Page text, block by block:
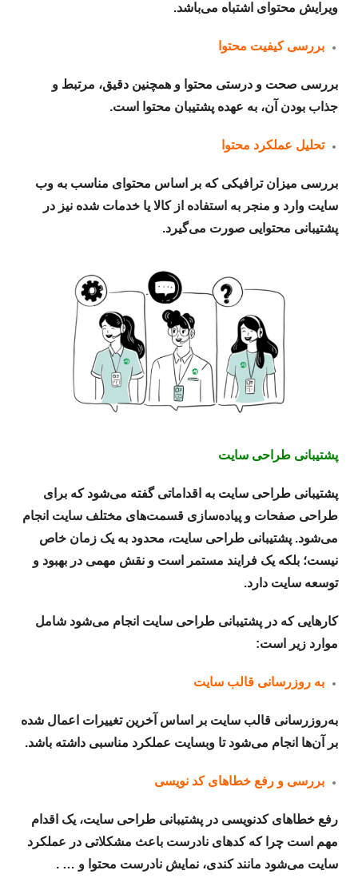
ویرایش محتوای اشتباه می‌باشد.
بررسی کیفیت محتوا
بررسی صحت و درستی محتوا و همچنین دقیق، مرتبط و
جذاب بودن آن، به عهده پشتیبان محتوا است.
تحلیل عملکرد محتوا
بررسی میزان ترافیکی که بر اساس محتوای مناسب به وب
سایت وارد و منجر به استفاده از کالا یا خدمات شده نیز در
پشتیبانی محتوایی صورت می‌گیرد.
پشتیبانی طراحی سایت
پشتیبانی طراحی سایت به اقداماتی گفته می‌شود که برای
طراحی صفحات و پیاده‌سازی قسمت‌های مختلف سایت انجام
می‌شود. پشتیبانی طراحی سایت، محدود به یک زمان خاص
نیست؛ بلکه یک فرایند مستمر است و نقش مهمی در بهبود و
توسعه سایت دارد.
کارهایی که در پشتیبانی طراحی سایت انجام می‌شود شامل
موارد زیر است:
به روزرسانی قالب سایت
به‌روزرسانی قالب سایت بر اساس آخرین تغییرات اعمال شده
بر آن‌ها انجام می‌شود تا وبسایت عملکرد مناسبی داشته باشد.
بررسی و رفع خطاهای کد نویسی
رفع خطاهای کدنویسی در پشتیبانی طراحی سایت، یک اقدام
مهم است چرا که کدهای نادرست باعث مشکلاتی در عملکرد
سایت می‌شود مانند کندی، نمایش نادرست محتوا و … .